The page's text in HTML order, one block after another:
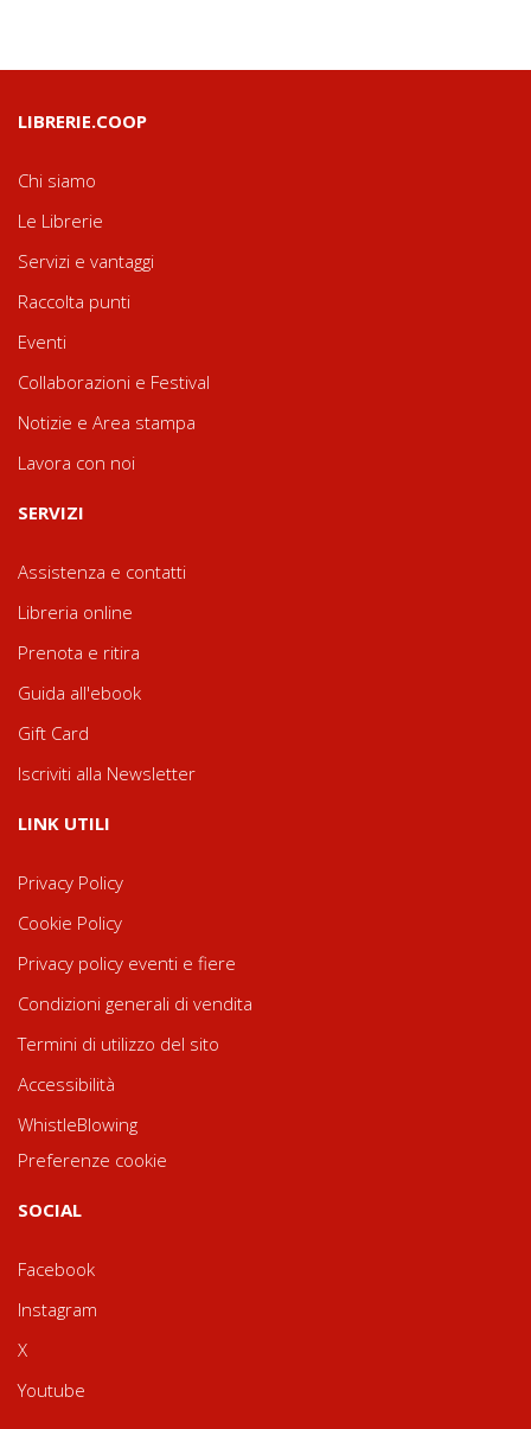
LIBRERIE.COOP
Chi siamo
Le Librerie
Servizi e vantaggi
Raccolta punti
Eventi
Collaborazioni e Festival
Notizie e Area stampa
Lavora con noi
SERVIZI
Assistenza e contatti
Libreria online
Prenota e ritira
Guida all'ebook
Gift Card
Iscriviti alla Newsletter
LINK UTILI
Privacy Policy
Cookie Policy
Privacy policy eventi e fiere
Condizioni generali di vendita
Termini di utilizzo del sito
Accessibilità
WhistleBlowing
Preferenze cookie
SOCIAL
Facebook
Instagram
X
Youtube